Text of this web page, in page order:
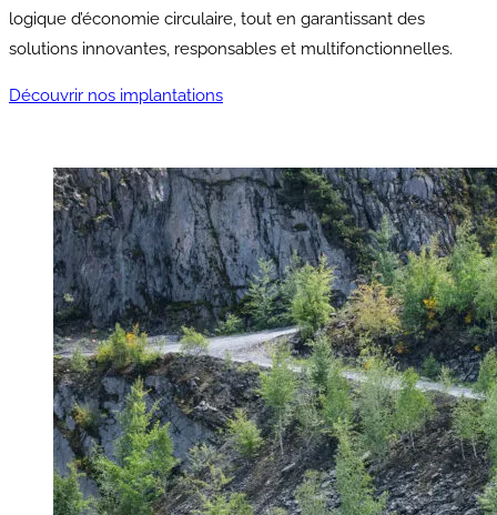
logique d’économie circulaire, tout en garantissant des
solutions innovantes, responsables et multifonctionnelles.
Découvrir nos implantations